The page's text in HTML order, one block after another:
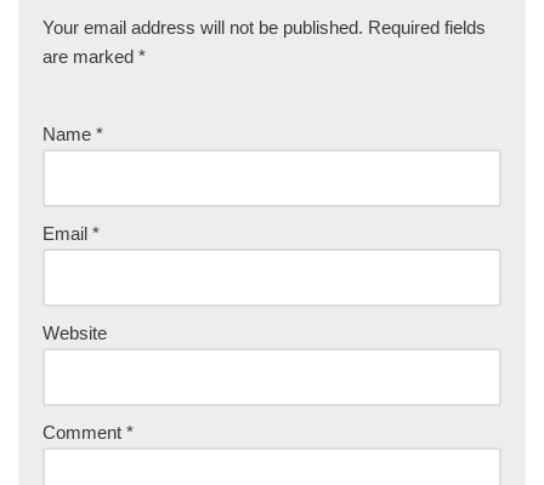
Your email address will not be published. Required fields
are marked *
Name *
Email *
Website
Comment *